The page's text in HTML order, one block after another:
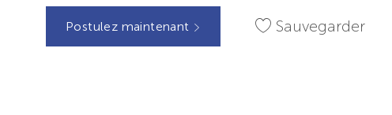
Postulez maintenant Sauvegarder